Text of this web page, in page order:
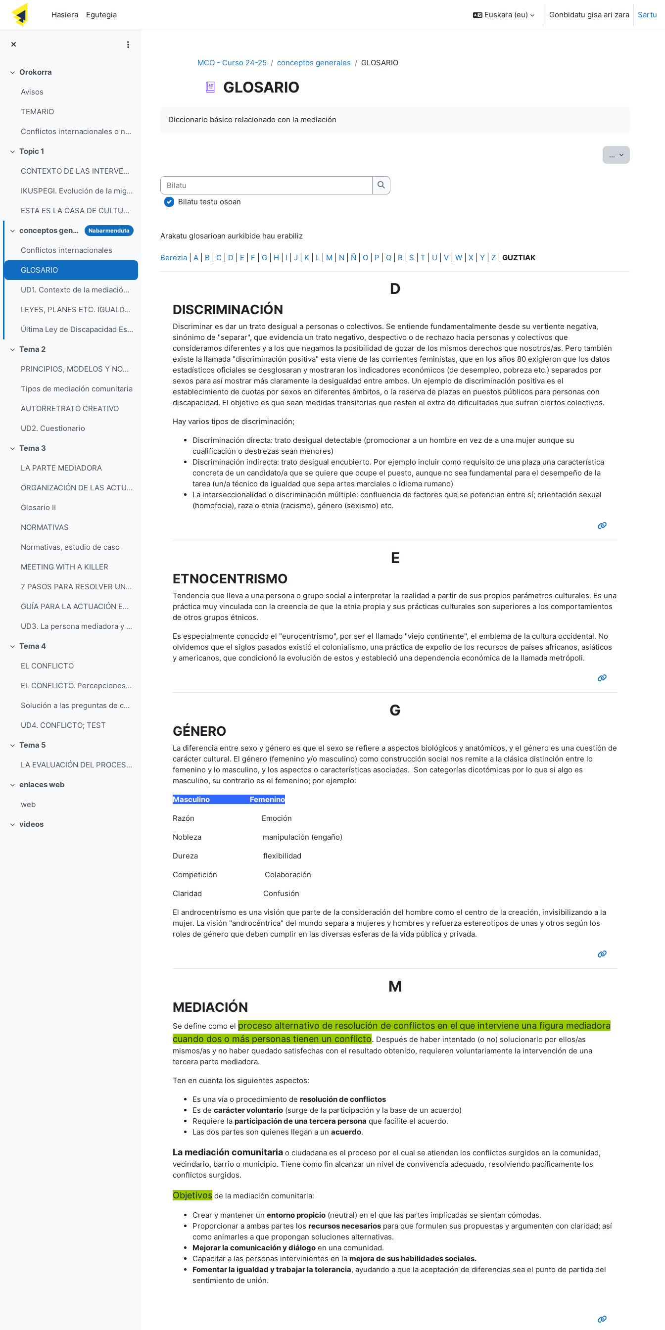
Joan eduki nagusira zuzenean
Hasiera
Egutegia Euskara ‎(eu)‎ Gonbidatu gisa ari zara Sartu
Tolestu
Orokorra
Avisos
TEMARIO
Conflictos internacionales o nacionales y mediación
Tolestu
Topic 1
CONTEXTO DE LAS INTERVENCIONES DE MEDIACIÓN
IKUSPEGI. Evolución de la migración en la CAV
ESTA ES LA CASA DE CULTURA FRAY DIEGO DE ESTELLA-L...
Tolestu conceptos generales Nabarmenduta
Conflictos internacionales
GLOSARIO
UD1. Contexto de la mediación comunitaria
LEYES, PLANES ETC. IGUALDAD y no discriminación de ciertos colectivos
Última Ley de Discapacidad Estado.
Tolestu
Tema 2
PRINCIPIOS, MODELOS Y NORMATIVAS DE MEDIACIÓN
Tipos de mediación comunitaria
AUTORRETRATO CREATIVO
UD2. Cuestionario
Tolestu
Tema 3
LA PARTE MEDIADORA
ORGANIZACIÓN DE LAS ACTUACIONES PARA LA PREVENCIÓN DE CONFLICTOS
Glosario II
NORMATIVAS
Normativas, estudio de caso
MEETING WITH A KILLER
7 PASOS PARA RESOLVER UN CONFLICTO
GUÍA PARA LA ACTUACIÓN EN MEDIACIÓN ESCOLAR
UD3. La persona mediadora y la organización de espacios y tiempos
Tolestu
Tema 4
EL CONFLICTO
EL CONFLICTO. Percepciones, cosas negociables y no negociables etc.
Solución a las preguntas de comunicación
UD4. CONFLICTO; TEST
Tolestu
Tema 5
LA EVALUACIÓN DEL PROCESO DE MEDIACIÓN
Tolestu
enlaces web
web
Tolestu
videos
MCO - Curso 24-25 conceptos generales GLOSARIO
GLOSARIO
Diccionario básico relacionado con la mediación
... Esportatu
Bilatu
Bilatu
Bilatu testu osoan
Arakatu glosarioan aurkibide hau erabiliz
Berezia A B C D E F G H I J K L M N Ñ O P Q R S T U V W X Y Z GUZTIAK
D
DISCRIMINACIÓN
Discriminar es dar un trato desigual a personas o colectivos. Se entiende fundamentalmente desde su vertiente negativa,
sinónimo de "separar", que evidencia un trato negativo, despectivo o de rechazo hacia personas y colectivos que
consideramos diferentes y a los que negamos la posibilidad de gozar de los mismos derechos que nosotros/as. Pero también
existe la llamada "discriminación positiva" esta viene de las corrientes feministas, que en los años 80 exigieron que los datos
estadísticos oficiales se desglosaran y mostraran los indicadores económicos (de desempleo, pobreza etc.) separados por
sexos para así mostrar más claramente la desigualdad entre ambos. Un ejemplo de discriminación positiva es el
establecimiento de cuotas por sexos en diferentes ámbitos, o la reserva de plazas en puestos públicos para personas con
discapacidad. El objetivo es que sean medidas transitorias que resten el extra de dificultades que sufren ciertos colectivos.
Hay varios tipos de discriminación;
Discriminación directa: trato desigual detectable (promocionar a un hombre en vez de a una mujer aunque su
cualificación o destrezas sean menores)
Discriminación indirecta: trato desigual encubierto. Por ejemplo incluir como requisito de una plaza una característica
concreta de un candidato/a que se quiere que ocupe el puesto, aunque no sea fundamental para el desempeño de la
tarea (un/a técnico de igualdad que sepa artes marciales o idioma rumano)
La interseccionalidad o discriminación múltiple: confluencia de factores que se potencian entre sí; orientación sexual
(homofocia), raza o etnia (racismo), género (sexismo) etc.
E
ETNOCENTRISMO
Tendencia que lleva a una persona o grupo social a interpretar la realidad a partir de sus propios parámetros culturales. Es una
práctica muy vinculada con la creencia de que la etnia propia y sus prácticas culturales son superiores a los comportamientos
de otros grupos étnicos.
Es especialmente conocido el "eurocentrismo", por ser el llamado "viejo continente", el emblema de la cultura occidental. No
olvidemos que el siglos pasados existió el colonialismo, una práctica de expolio de los recursos de países africanos, asiáticos
y americanos, que condicionó la evolución de estos y estableció una dependencia económica de la llamada metrópoli.
G
GÉNERO
La diferencia entre sexo y género es que el sexo se refiere a aspectos biológicos y anatómicos, y el género es una cuestión de
carácter cultural. El género (femenino y/o masculino) como construcción social nos remite a la clásica distinción entre lo
femenino y lo masculino, y los aspectos o características asociadas. Son categorías dicotómicas por lo que si algo es
masculino, su contrario es el femenino; por ejemplo:
Masculino Femenino
Razón Emoción
Nobleza manipulación (engaño)
Dureza flexibilidad
Competición Colaboración
Claridad Confusión
El androcentrismo es una visión que parte de la consideración del hombre como el centro de la creación, invisibilizando a la
mujer. La visión "androcéntrica" del mundo separa a mujeres y hombres y refuerza estereotipos de unas y otros según los
roles de género que deben cumplir en las diversas esferas de la vida pública y privada.
M
MEDIACIÓN
Se define como el proceso alternativo de resolución de conflictos en el que interviene una figura mediadora
cuando dos o más personas tienen un conflicto. Después de haber intentado (o no) solucionarlo por ellos/as
mismos/as y no haber quedado satisfechas con el resultado obtenido, requieren voluntariamente la intervención de una
tercera parte mediadora.
Ten en cuenta los siguientes aspectos:
Es una vía o procedimiento de resolución de conflictos
Es de carácter voluntario (surge de la participación y la base de un acuerdo)
Requiere la participación de una tercera persona que facilite el acuerdo.
Las dos partes son quienes llegan a un acuerdo.
La mediación comunitaria o ciudadana es el proceso por el cual se atienden los conflictos surgidos en la comunidad,
vecindario, barrio o municipio. Tiene como fin alcanzar un nivel de convivencia adecuado, resolviendo pacíficamente los
conflictos surgidos.
Objetivos de la mediación comunitaria:
Crear y mantener un entorno propicio (neutral) en el que las partes implicadas se sientan cómodas.
Proporcionar a ambas partes los recursos necesarios para que formulen sus propuestas y argumenten con claridad; así
como animarles a que propongan soluciones alternativas.
Mejorar la comunicación y diálogo en una comunidad.
Capacitar a las personas intervinientes en la mejora de sus habilidades sociales.
Fomentar la igualdad y trabajar la tolerancia, ayudando a que la aceptación de diferencias sea el punto de partida del
sentimiento de unión.